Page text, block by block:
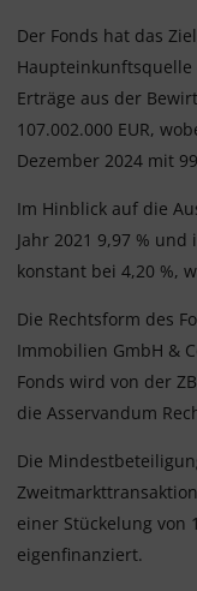
Der Fonds hat das
Haupteinkunftsquelle
Erträge aus der
107.002.000 EUR,
Dezember 2024 mit
Im Hinblick auf die
Jahr 2021 9,97 %
konstant bei 4,20 %,
Die Rechtsform des
Immobilien GmbH &
Fonds wird von der
die Asservandum
Die
einer Stückelung von
eigenfinanziert.